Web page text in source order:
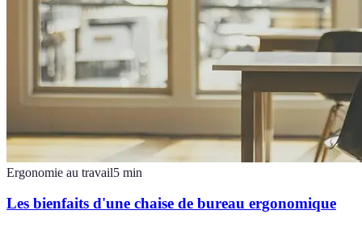
Ergonomie au travail5 min
Les bienfaits d'une chaise de bureau ergonomique